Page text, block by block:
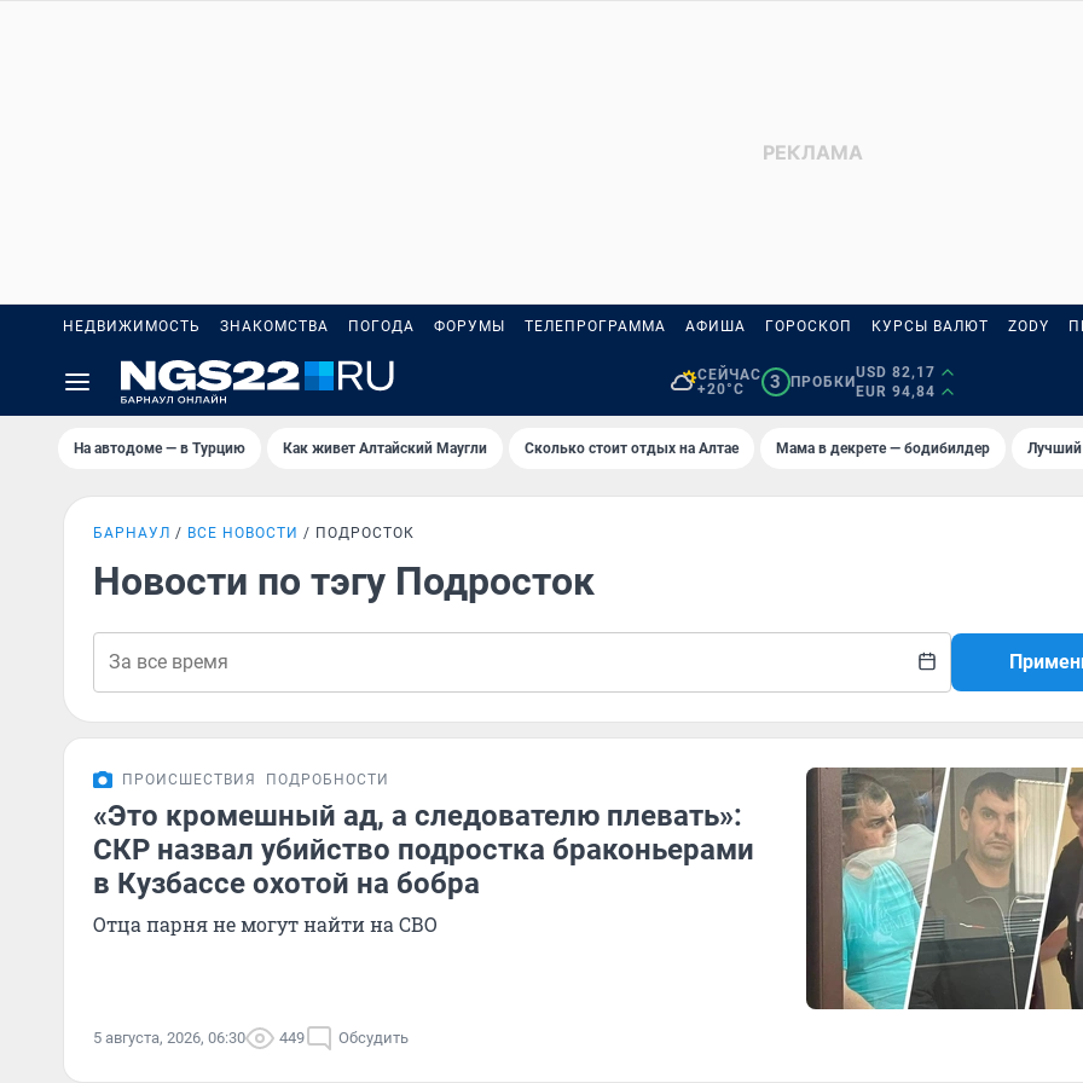
НЕДВИЖИМОСТЬ ЗНАКОМСТВА ПОГОДА ФОРУМЫ ТЕЛЕПРОГРАММА АФИША ГОРОСКОП КУРСЫ ВАЛЮТ ZODY
СЕЙЧАС
+20°C
3 ПРОБКИ
USD 82,17
EUR 94,84
На автодоме — в Турцию Как живет Алтайский Маугли Сколько стоит отдых на Алтае Мама в декрете — бодибилдер
БАРНАУЛ ВСЕ НОВОСТИ ПОДРОСТОК
Новости по тэгу Подросток
ПРОИСШЕСТВИЯ ПОДРОБНОСТИ
«Это кромешный ад, а следователю плевать»:
СКР назвал убийство подростка браконьерами
в Кузбассе охотой на бобра
Отца парня не могут найти на СВО
5 августа, 2026, 06:30 449 Обсудить